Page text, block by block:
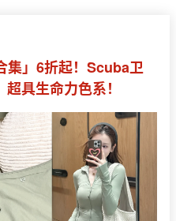
」6折起！Scuba卫
具生命力色系！